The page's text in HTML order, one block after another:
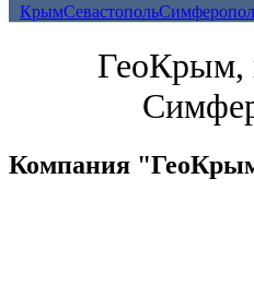
КрымСевастополь
ГеоКрым,
Компания